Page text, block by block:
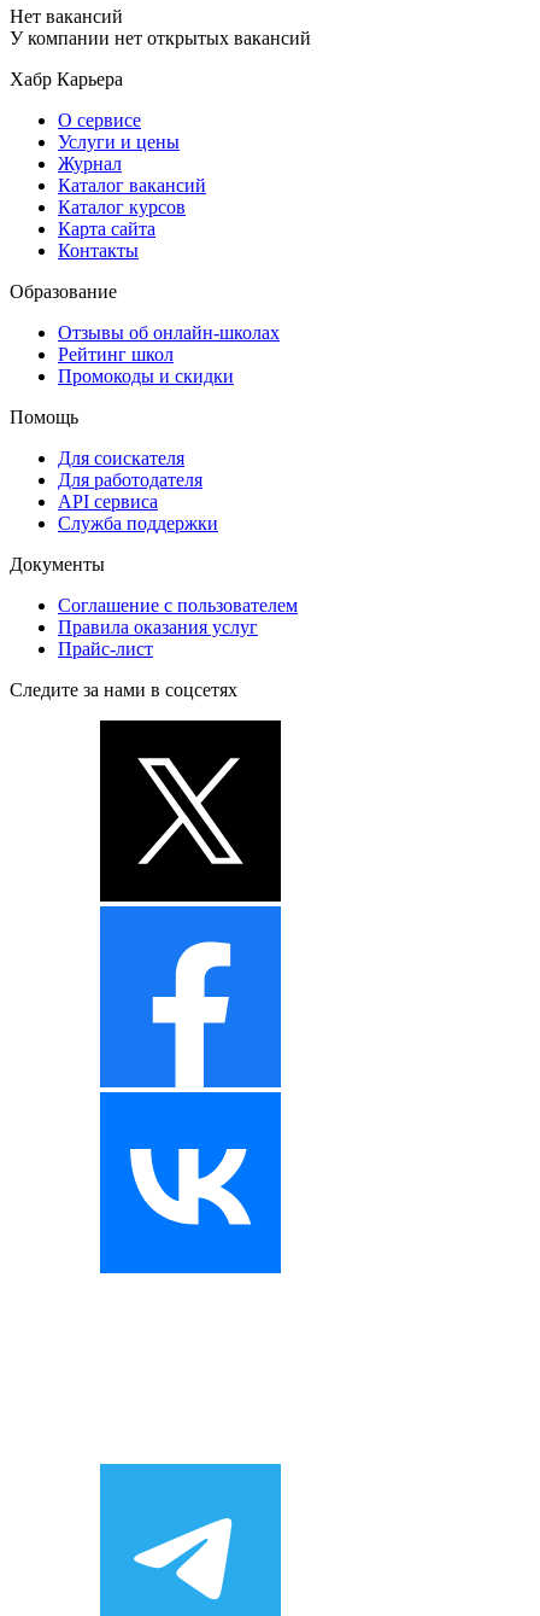
Нет вакансий
У компании нет открытых вакансий
Хабр Карьера
О сервисе
Услуги и цены
Журнал
Каталог вакансий
Каталог курсов
Карта сайта
Контакты
Образование
Отзывы об онлайн-школах
Рейтинг школ
Промокоды и скидки
Помощь
Для соискателя
Для работодателя
API сервиса
Служба поддержки
Документы
Соглашение с пользователем
Правила оказания услуг
Прайс-лист
Следите за нами в соцсетях